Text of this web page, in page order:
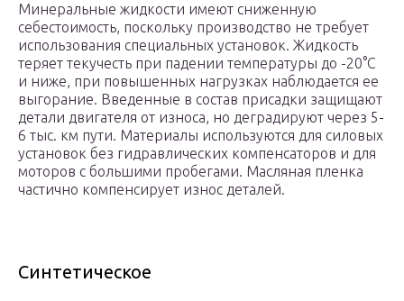
Минеральные жидкости имеют сниженную
себестоимость, поскольку производство не требует
использования специальных установок. Жидкость
теряет текучесть при падении температуры до -20°С
и ниже, при повышенных нагрузках наблюдается ее
выгорание. Введенные в состав присадки защищают
детали двигателя от износа, но деградируют через 5-
6 тыс. км пути. Материалы используются для силовых
установок без гидравлических компенсаторов и для
моторов с большими пробегами. Масляная пленка
частично компенсирует износ деталей.
Синтетическое